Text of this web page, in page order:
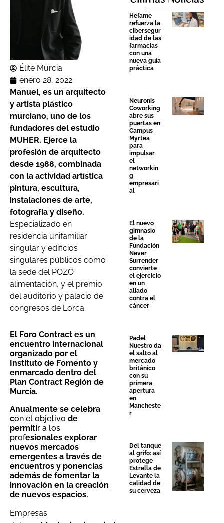
Élite Murcia
enero 28, 2022
Manuel, es un arquitecto
y artista plástico
murciano, uno de los
fundadores del estudio
MUHER. Ejerce la
profesión de arquitecto
desde 1988, combinada
con la actividad artística
pintura, escultura,
instalaciones de arte,
fotografía y diseño.
Especializado en
residencia unifamiliar
singular y edificios
singulares públicos como
la sede del POZO
alimentación, y el premio
del auditorio y palacio de
congresos de Lorca.
El Foro Contract es un
encuentro internacional
organizado por el
Instituto de Fomento y
enmarcado dentro del
Plan Contract Región de
Murcia.
Anualmente se celebra
con el objetivo de
permitir a los
profesionales explorar
nuevos mercados
emergentes a través de
encuentros y ponencias
además de fomentar la
innovación en la creación
de nuevos espacios.
Empresas
Hefame
refuerza la
cibersegur
idad de las
farmacias
con una
nueva guía
práctica
Neuronis
Coworking
abre sus
puertas en
Campus
Myrtea
para
impulsar
el
networkin
g
empresari
al
El nuevo
gimnasio
de la
Fundación
Never
Surrender
convierte
el ejercicio
en un
aliado
contra el
cáncer
Padel
Nuestro da
el salto al
mercado
británico
con su
primera
apertura
en
Mancheste
r
Del tanque
al grifo: así
protege
Estrella de
Levante la
calidad de
su cerveza